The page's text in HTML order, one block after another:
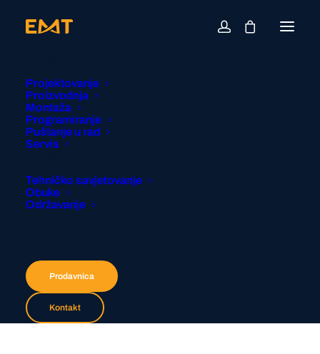
Projektovanje
Proizvodnja
Montaža
Programiranje
Puštanje u rad
Servis
Tehničko savjetovanje
Obuke
Održavanje
Prodavnica
Kontakt